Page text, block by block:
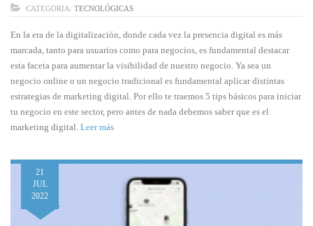
CATEGORIA: TECNOLÓGICAS
En la era de la digitalización, donde cada vez la presencia digital es más
marcada, tanto para usuarios como para negocios, es fundamental destacar
esta faceta para aumentar la visibilidad de nuestro negocio. Ya sea un
negocio online o un negocio tradicional es fundamental aplicar distintas
estrategias de marketing digital. Por ello te traemos 5 tips básicos para iniciar
tu negocio en este sector, pero antes de nada debemos saber que es el
marketing digital. Leer más
21
JUL
2022